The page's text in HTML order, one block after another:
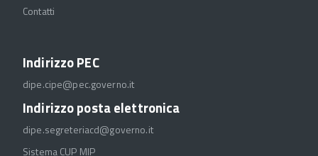
Contatti
Indirizzo PEC
dipe.cipe@pec.governo.it
Indirizzo posta elettronica
dipe.segreteriacd@governo.it
Sistema CUP MIP